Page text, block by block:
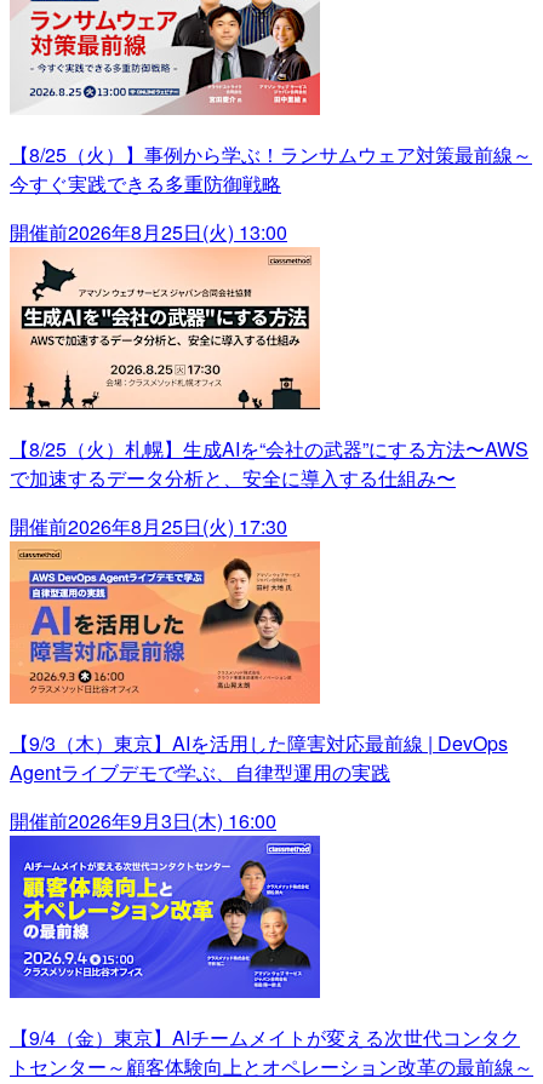
【8/25（火）】事例から学ぶ！ランサムウェア対策最前線～
今すぐ実践できる多重防御戦略
開催前2026年8月25日(火) 13:00
【8/25（火）札幌】生成AIを“会社の武器”にする方法〜AWS
で加速するデータ分析と、安全に導入する仕組み〜
開催前2026年8月25日(火) 17:30
【9/3（木）東京】AIを活用した障害対応最前線 | DevOps
Agentライブデモで学ぶ、自律型運用の実践
開催前2026年9月3日(木) 16:00
【9/4（金）東京】AIチームメイトが変える次世代コンタク
トセンター～顧客体験向上とオペレーション改革の最前線～